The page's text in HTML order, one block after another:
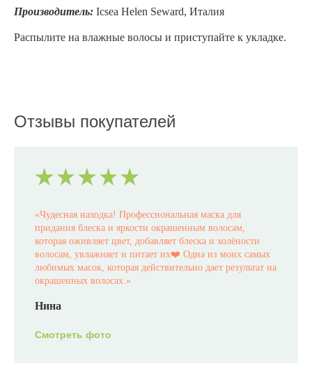
Производитель: Icsea Helen Seward, Италия
Распылите на влажные волосы и приступайте к укладке.
Отзывы покупателей
«Чудесная находка! Профессиональная маска для
придания блеска и яркости окрашенным волосам,
которая оживляет цвет, добавляет блеска и холёности
волосам, увлажняет и питает их❤️ Одна из моих самых
любимых масок, которая действительно дает результат на
окрашенных волосах. »
Нина
Смотреть фото